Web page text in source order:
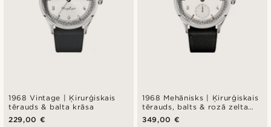
1968 Vintage | Ķirurģiskais
tērauds & balta krāsa
229,00 €
1968 Mehānisks | Ķirurģiskais
tērauds, balts & rozā zelta
krāsa
349,00 €